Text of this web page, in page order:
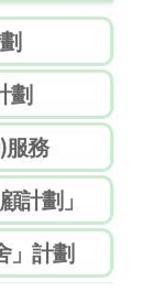
計劃」
」計劃